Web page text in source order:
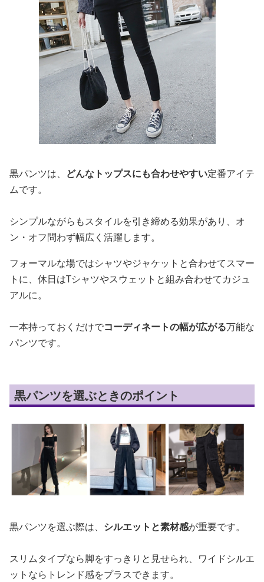
黒パンツは、 どんなトップスにも合わせやすい定番アイテ
ムです。
シンプルながらもスタイルを引き締める効果があり、オ
ン・オフ問わず幅広く活躍します。
フォーマルな場ではシャツやジャケットと合わせてスマー
トに、休日はTシャツやスウェットと組み合わせてカジュ
アルに。
一本持っておくだけでコーディネートの幅が広がる万能な
パンツです。
黒パンツを選ぶときのポイント
黒パンツを選ぶ際は、 シルエットと素材感が重要です。
スリムタイプなら脚をすっきりと見せられ、ワイドシルエ
ットならトレンド感をプラスできます。